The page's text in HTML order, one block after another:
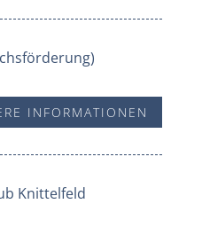
INFORMATIONEN
Knittelfeld